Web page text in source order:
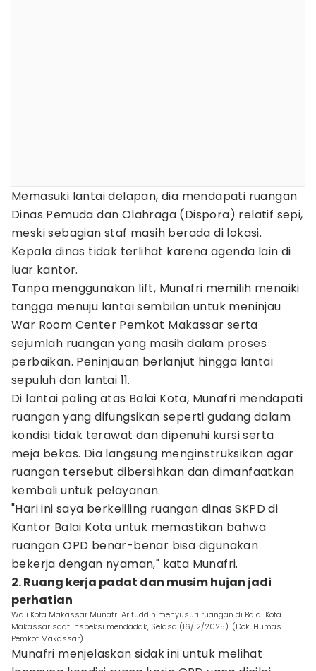
Memasuki lantai delapan, dia mendapati ruangan
Dinas Pemuda dan Olahraga (Dispora) relatif sepi,
meski sebagian staf masih berada di lokasi.
Kepala dinas tidak terlihat karena agenda lain di
luar kantor.
Tanpa menggunakan lift, Munafri memilih menaiki
tangga menuju lantai sembilan untuk meninjau
War Room Center Pemkot Makassar serta
sejumlah ruangan yang masih dalam proses
perbaikan. Peninjauan berlanjut hingga lantai
sepuluh dan lantai 11.
Di lantai paling atas Balai Kota, Munafri mendapati
ruangan yang difungsikan seperti gudang dalam
kondisi tidak terawat dan dipenuhi kursi serta
meja bekas. Dia langsung menginstruksikan agar
ruangan tersebut dibersihkan dan dimanfaatkan
kembali untuk pelayanan.
"Hari ini saya berkeliling ruangan dinas SKPD di
Kantor Balai Kota untuk memastikan bahwa
ruangan OPD benar-benar bisa digunakan
bekerja dengan nyaman," kata Munafri.
2. Ruang kerja padat dan musim hujan jadi
perhatian
Wali Kota Makassar Munafri Arifuddin menyusuri ruangan di Balai Kota
Makassar saat inspeksi mendadak, Selasa (16/12/2025). (Dok. Humas
Pemkot Makassar)
Munafri menjelaskan sidak ini untuk melihat